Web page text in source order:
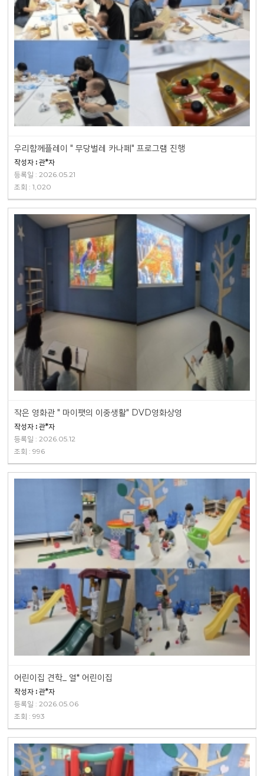
우리함께플레이 " 무당벌레 카나페" 프로그램 진행
작성자 : 관*자
등록일 : 2026.05.21
조회 : 1,020
작은 영화관 " 마이팻의 이중생활" DVD영화상영
작성자 : 관*자
등록일 : 2026.05.12
조회 : 996
어린이집 견학_ 열* 어린이집
작성자 : 관*자
등록일 : 2026.05.06
조회 : 993